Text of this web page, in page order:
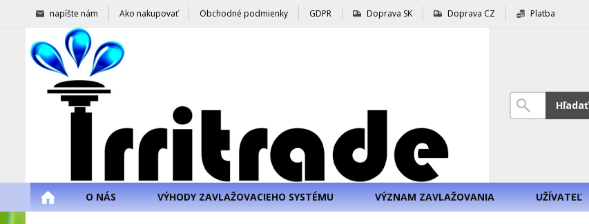
napíšte nám Ako nakupovať Obchodné podmienky GDPR Doprava SK Doprava CZ Platba
Hľadať
O NÁS VÝHODY ZAVLAŽOVACIEHO SYSTÉMU VÝZNAM ZAVLAŽOVANIA UŽÍVATEĽ